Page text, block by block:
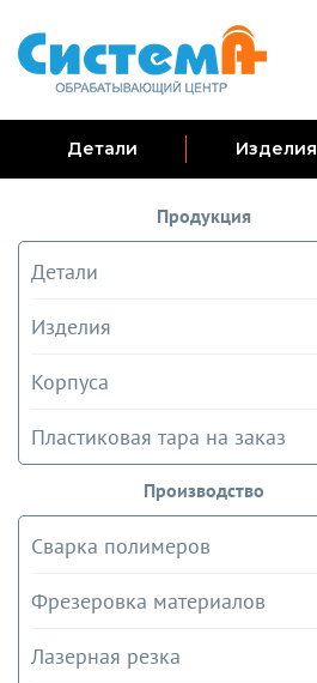
Детали Изделия
Продукция
Детали
Изделия
Корпуса
Пластиковая тара на заказ
Производство
Сварка полимеров
Фрезеровка материалов
Лазерная резка